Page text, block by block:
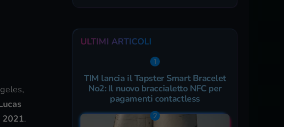
.
ULTIMI ARTICOLI
TIM lancia il Tapster Smart Bracelet
No2: Il nuovo braccialetto NFC per
pagamenti contactless